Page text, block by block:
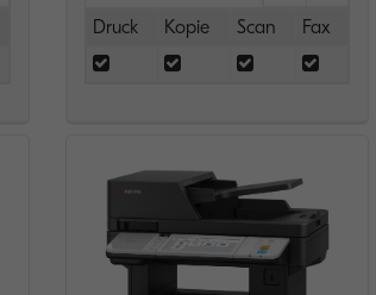
Druck
Kopie Scan Fax